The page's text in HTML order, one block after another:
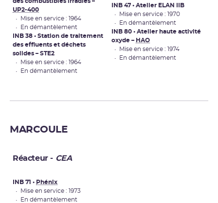
UP2-400
• Mise en service : 1964
• En démantèlement
INB 38 • Station de traitement
des effluents et déchets
solides – STE2
• Mise en service : 1964
• En démantèlement
INB 47 • Atelier ELAN IIB
• Mise en service : 1970
• En démantèlement
INB 80 • Atelier haute activité
oxyde – HAO
• Mise en service : 1974
• En démantèlement
MARCOULE
Réacteur - CEA
INB 71 • Phénix
• Mise en service : 1973
• En démantèlement